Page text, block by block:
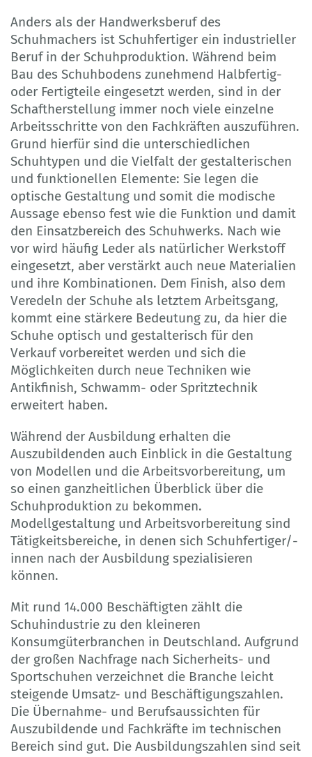
Anders als der Handwerksberuf des
Schuhmachers ist Schuhfertiger ein industrieller
Beruf in der Schuhproduktion. Während beim
Bau des Schuhbodens zunehmend Halbfertig-
oder Fertigteile eingesetzt werden, sind in der
Schaftherstellung immer noch viele einzelne
Arbeitsschritte von den Fachkräften auszuführen.
Grund hierfür sind die unterschiedlichen
Schuhtypen und die Vielfalt der gestalterischen
und funktionellen Elemente: Sie legen die
optische Gestaltung und somit die modische
Aussage ebenso fest wie die Funktion und damit
den Einsatzbereich des Schuhwerks. Nach wie
vor wird häufig Leder als natürlicher Werkstoff
eingesetzt, aber verstärkt auch neue Materialien
und ihre Kombinationen. Dem Finish, also dem
Veredeln der Schuhe als letztem Arbeitsgang,
kommt eine stärkere Bedeutung zu, da hier die
Schuhe optisch und gestalterisch für den
Verkauf vorbereitet werden und sich die
Möglichkeiten durch neue Techniken wie
Antikfinish, Schwamm- oder Spritztechnik
erweitert haben.
Während der Ausbildung erhalten die
Auszubildenden auch Einblick in die Gestaltung
von Modellen und die Arbeitsvorbereitung, um
so einen ganzheitlichen Überblick über die
Schuhproduktion zu bekommen.
Modellgestaltung und Arbeitsvorbereitung sind
Tätigkeitsbereiche, in denen sich Schuhfertiger/-
innen nach der Ausbildung spezialisieren
können.
Mit rund 14.000 Beschäftigten zählt die
Schuhindustrie zu den kleineren
Konsumgüterbranchen in Deutschland. Aufgrund
der großen Nachfrage nach Sicherheits- und
Sportschuhen verzeichnet die Branche leicht
steigende Umsatz- und Beschäftigungszahlen.
Die Übernahme- und Berufsaussichten für
Auszubildende und Fachkräfte im technischen
Bereich sind gut. Die Ausbildungszahlen sind seit